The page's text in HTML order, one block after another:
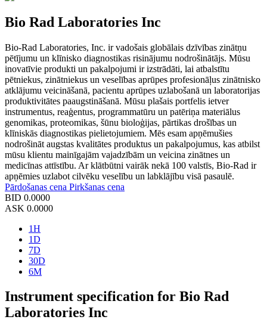
Bio Rad Laboratories Inc
Bio-Rad Laboratories, Inc. ir vadošais globālais dzīvības zinātņu
pētījumu un klīnisko diagnostikas risinājumu nodrošinātājs. Mūsu
inovatīvie produkti un pakalpojumi ir izstrādāti, lai atbalstītu
pētniekus, zinātniekus un veselības aprūpes profesionāļus zinātnisko
atklājumu veicināšanā, pacientu aprūpes uzlabošanā un laboratorijas
produktivitātes paaugstināšanā. Mūsu plašais portfelis ietver
instrumentus, reaģentus, programmatūru un patēriņa materiālus
genomikas, proteomikas, šūnu bioloģijas, pārtikas drošības un
klīniskās diagnostikas pielietojumiem. Mēs esam apņēmušies
nodrošināt augstas kvalitātes produktus un pakalpojumus, kas atbilst
mūsu klientu mainīgajām vajadzībām un veicina zinātnes un
medicīnas attīstību. Ar klātbūtni vairāk nekā 100 valstīs, Bio-Rad ir
apņēmies uzlabot cilvēku veselību un labklājību visā pasaulē.
Pārdošanas cena Pirkšanas cena
BID 0.0000
ASK 0.0000
1H
1D
7D
30D
6M
Instrument specification for Bio Rad
Laboratories Inc